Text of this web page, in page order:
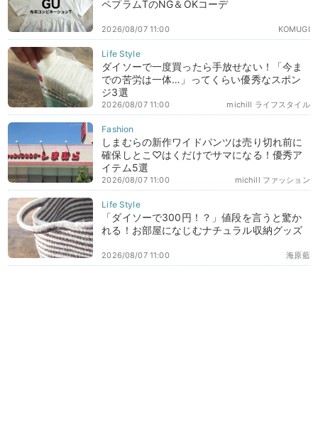
ペプラムTのNG＆OKコーデ
KOMUGI
2026/08/07 11:00
ダイソーで一度買ったら手放せない！「今ま
での苦労は一体…」ってくらい優秀なスポン
ジ3選
michill ライフスタイル
2026/08/07 11:00
しまむらの新作ワイドパンツは売り切れ前に
確保しとこ♡はくだけでサマになる！優秀ア
イテム5選
michill ファッション
2026/08/07 11:00
「ダイソーで300円！？」値段を言うと驚か
れる！お部屋になじむナチュラル収納グッズ
海原藍
2026/08/07 11:00